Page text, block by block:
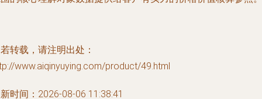
转载，请注明出处：
www.aiqinyuying.com/product/49.html
时间：2026-08-06 11:38:41